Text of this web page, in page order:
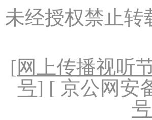
未经授权禁止转
[网上传播视听
号] [ 京公网安